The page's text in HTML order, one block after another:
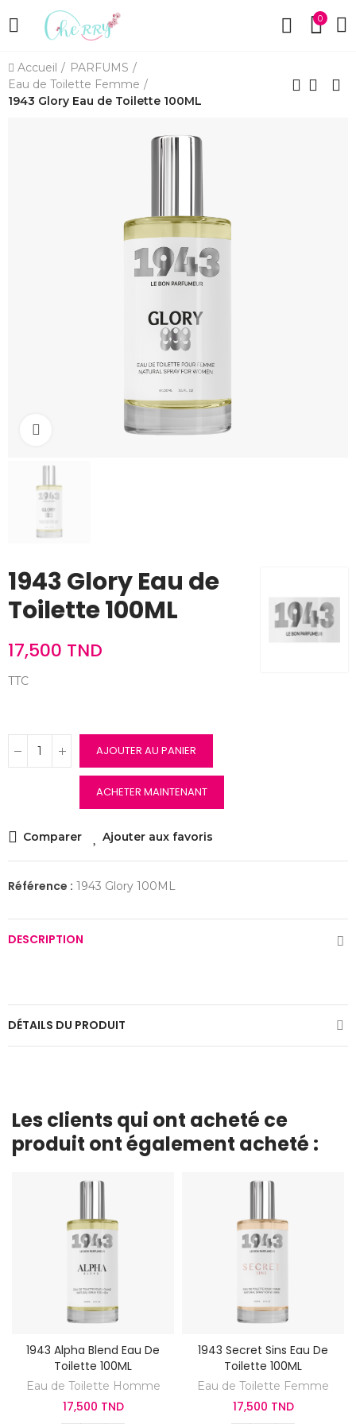
0
Accueil
PARFUMS
Eau de Toilette Femme
1943 Glory Eau de Toilette 100ML
Cliquez pour agrandir
1943 Glory Eau de
Toilette 100ML
17,500 TND
TTC
AJOUTER AU PANIER
ACHETER MAINTENANT
Comparer Ajouter aux favoris
Référence : 1943 Glory 100ML
DESCRIPTION
DÉTAILS DU PRODUIT
Les clients qui ont acheté ce
produit ont également acheté :
1943 Alpha Blend Eau De
Toilette 100ML
Eau de Toilette Homme
17,500 TND
1943 Secret Sins Eau De
Toilette 100ML
Eau de Toilette Femme
17,500 TND